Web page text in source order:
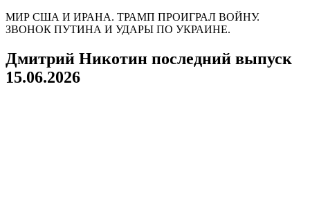
МИР США И ИРАНА. ТРАМП ПРОИГРАЛ ВОЙНУ.
ЗВОНОК ПУТИНА И УДАРЫ ПО УКРАИНЕ.
Дмитрий Никотин последний выпуск
15.06.2026